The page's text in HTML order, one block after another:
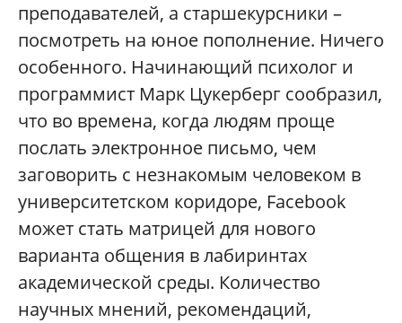
преподавателей, а старшекурсники –
посмотреть на юное пополнение. Ничего
особенного. Начинающий психолог и
программист Марк Цукерберг сообразил,
что во времена, когда людям проще
послать электронное письмо, чем
заговорить с незнакомым человеком в
университетском коридоре, Facebook
может стать матрицей для нового
варианта общения в лабиринтах
академической среды. Количество
научных мнений, рекомендаций,